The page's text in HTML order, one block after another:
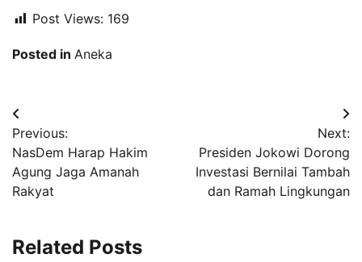
Post Views: 169
Posted in Aneka
Navigasi
pos
Previous:
NasDem Harap Hakim
Agung Jaga Amanah
Rakyat
Next:
Presiden Jokowi Dorong
Investasi Bernilai Tambah
dan Ramah Lingkungan
Related Posts